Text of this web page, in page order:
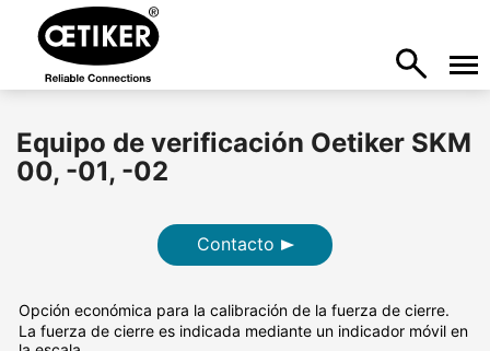
Equipo de verificación Oetiker SKM
00, -01, -02
Contacto
Opción económica para la calibración de la fuerza de cierre.
La fuerza de cierre es indicada mediante un indicador móvil en